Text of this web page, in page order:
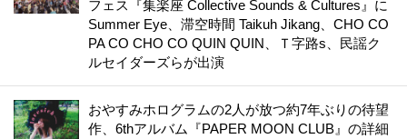
フェス『集楽座 Collective Sounds & Cultures』に
Summer Eye、滞空時間 Taikuh Jikang、CHO CO
PA CO CHO CO QUIN QUIN、Ｔ字路s、民謡ク
ルセイダーズらが出演
おやすみホログラムの2人が放つ約7年ぶりの待望
作、6thアルバム『PAPER MOON CLUB』の詳細